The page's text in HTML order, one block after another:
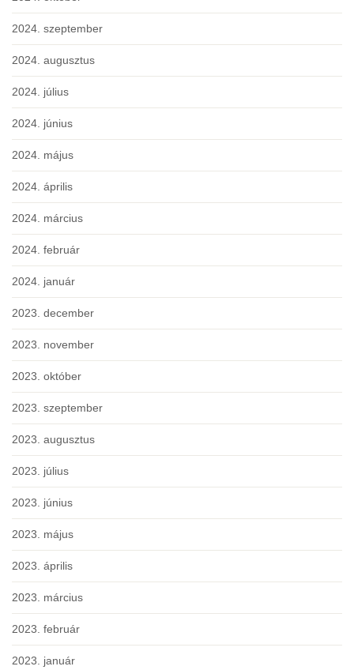
2024. szeptember
2024. augusztus
2024. július
2024. június
2024. május
2024. április
2024. március
2024. február
2024. január
2023. december
2023. november
2023. október
2023. szeptember
2023. augusztus
2023. július
2023. június
2023. május
2023. április
2023. március
2023. február
2023. január